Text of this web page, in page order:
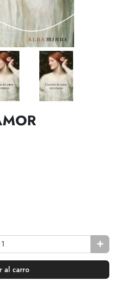
al carro